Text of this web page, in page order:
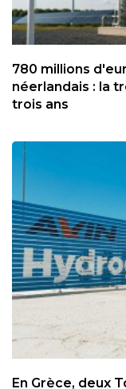
780 millions
néerlandais : la
trois ans
En Grèce, deux